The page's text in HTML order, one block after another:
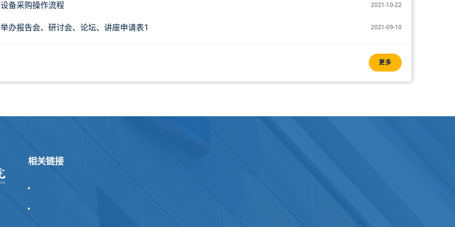
2021-10-22
设备采购操作流程
2021-09-10
举办报告会、研讨会、论坛、讲座申请表1
更多
相关链接